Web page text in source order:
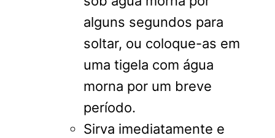
alguns segundos para
soltar, ou coloque-as em
uma tigela com água
morna por um breve
período.
Sirva imediatamente e